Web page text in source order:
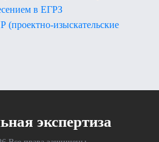
в ЕГРЗ
(проектно-изыскательские
экспертиза